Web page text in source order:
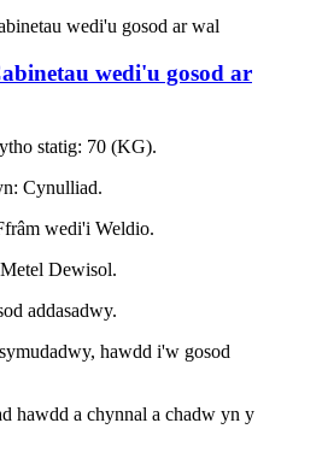
wedi'u gosod ar
statig: 70 (KG).
Cynulliad.
wedi'i Weldio.
Dewisol.
addasadwy.
hawdd i'w gosod
hawdd a chynnal a chadw yn y